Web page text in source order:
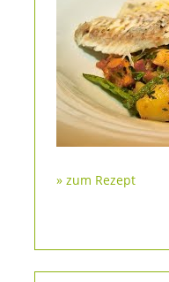
» zum Rezept